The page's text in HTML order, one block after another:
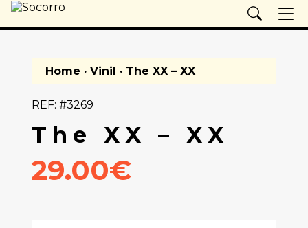
Home · Vinil · The XX – XX
REF: #3269
The XX – XX
29.00€